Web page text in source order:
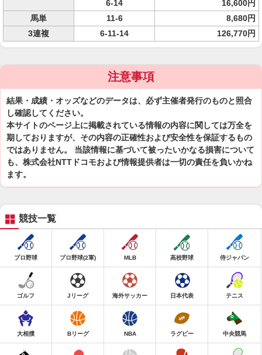
6-14
16,600円
馬単
11-6
8,680円
3連複
6-11-14 126,770円
注意事項
結果・成績・オッズなどのデータは、必ず主催者発行のものと照合
し確認してください。
本サイトのページ上に掲載されている情報の内容に関しては万全を
期しておりますが、その内容の正確性および安全性を保証するもの
ではありません。 当該情報に基づいて被ったいかなる損害について
も、株式会社NTTドコモおよび情報提供者は一切の責任を負いかね
ます。
競技一覧
プロ野球 プロ野球(2軍) MLB 高校野球 侍ジャパン
ゴルフ Jリーグ 海外サッカー 日本代表 テニス
大相撲 Bリーグ NBA ラグビー 中央競馬